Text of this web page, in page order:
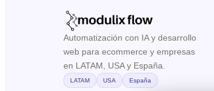
Automatización con IA y desarrollo
web para ecommerce y empresas
en LATAM, USA y España.
LATAM USA España